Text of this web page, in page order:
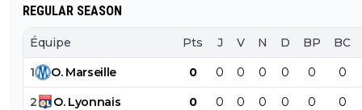
REGULAR SEASON
Équipe Pts J V N D BP BC
1 O. Marseille 0 0 0 0 0 0 0
2 O. Lyonnais 0 0 0 0 0 0 0